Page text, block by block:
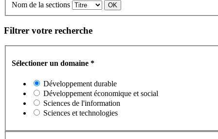
Nom de la sections
Filtrer votre recherche
Sélectioner un domaine *
Développement durable
Développement économique et social
Sciences de l'information
Sciences et technologies